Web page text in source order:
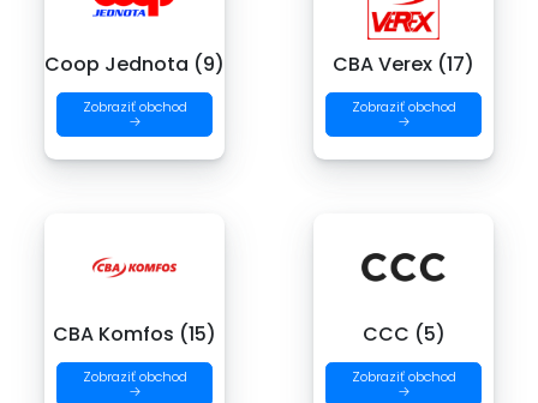
Coop Jednota (9)
Zobraziť obchod
→
CBA Verex (17)
Zobraziť obchod
→
CBA Komfos (15)
Zobraziť obchod
→
CCC (5)
Zobraziť obchod
→